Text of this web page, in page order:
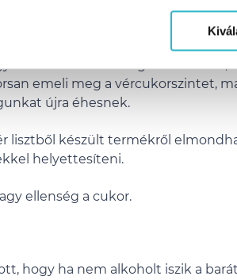
hogy későn indulnak
pékáru a kosárba.
rossz minőségű szénhidrát,
emeli meg a vércukorszintet,
újra éhesnek.
lisztből készült termékről
helyettesíteni.
ellenség a cukor.
hogy ha nem alkoholt iszik a